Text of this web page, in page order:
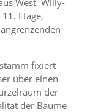
West, Willy-
Etage,
fixiert
über einen
der
der Bäume